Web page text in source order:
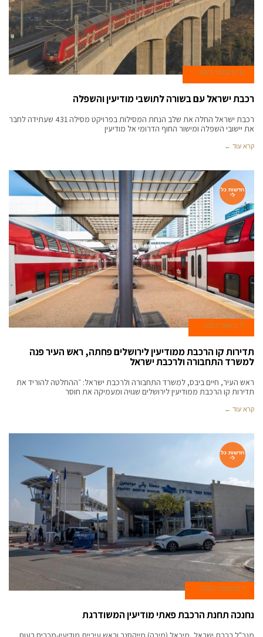
12 בדצמבר 2023
רכבת ישראל עם בשורה לתושבי מודיעין והשפלה
רכבת ישראל החלה את שלב הנחת המסילות בפרויקט מסילה 431 שעתידה לחבר
את יישובי השפלה ומישור החוף הדרומי אל מודיעין
קרא עוד ←
חדשות כל
לי
17 בינואר 2023
תדירות קו הרכבת ממודיעין לירושלים פחתה, ראש העיר פנה
למשרד התחבורה ולרכבת ישראל
ראש העיר, חיים ביבס, למשרד התחבורה ולרכבת ישראל: ״ההחלטה להוריד את
תדירות קו הרכבת ממודיעין לירושלים שגויה ומעמיקה את חוסר
קרא עוד ←
חדשות כל
לי
7 בדצמבר 2020
נחנכה תחנת הרכבת פאתי מודיעין המשודרגת